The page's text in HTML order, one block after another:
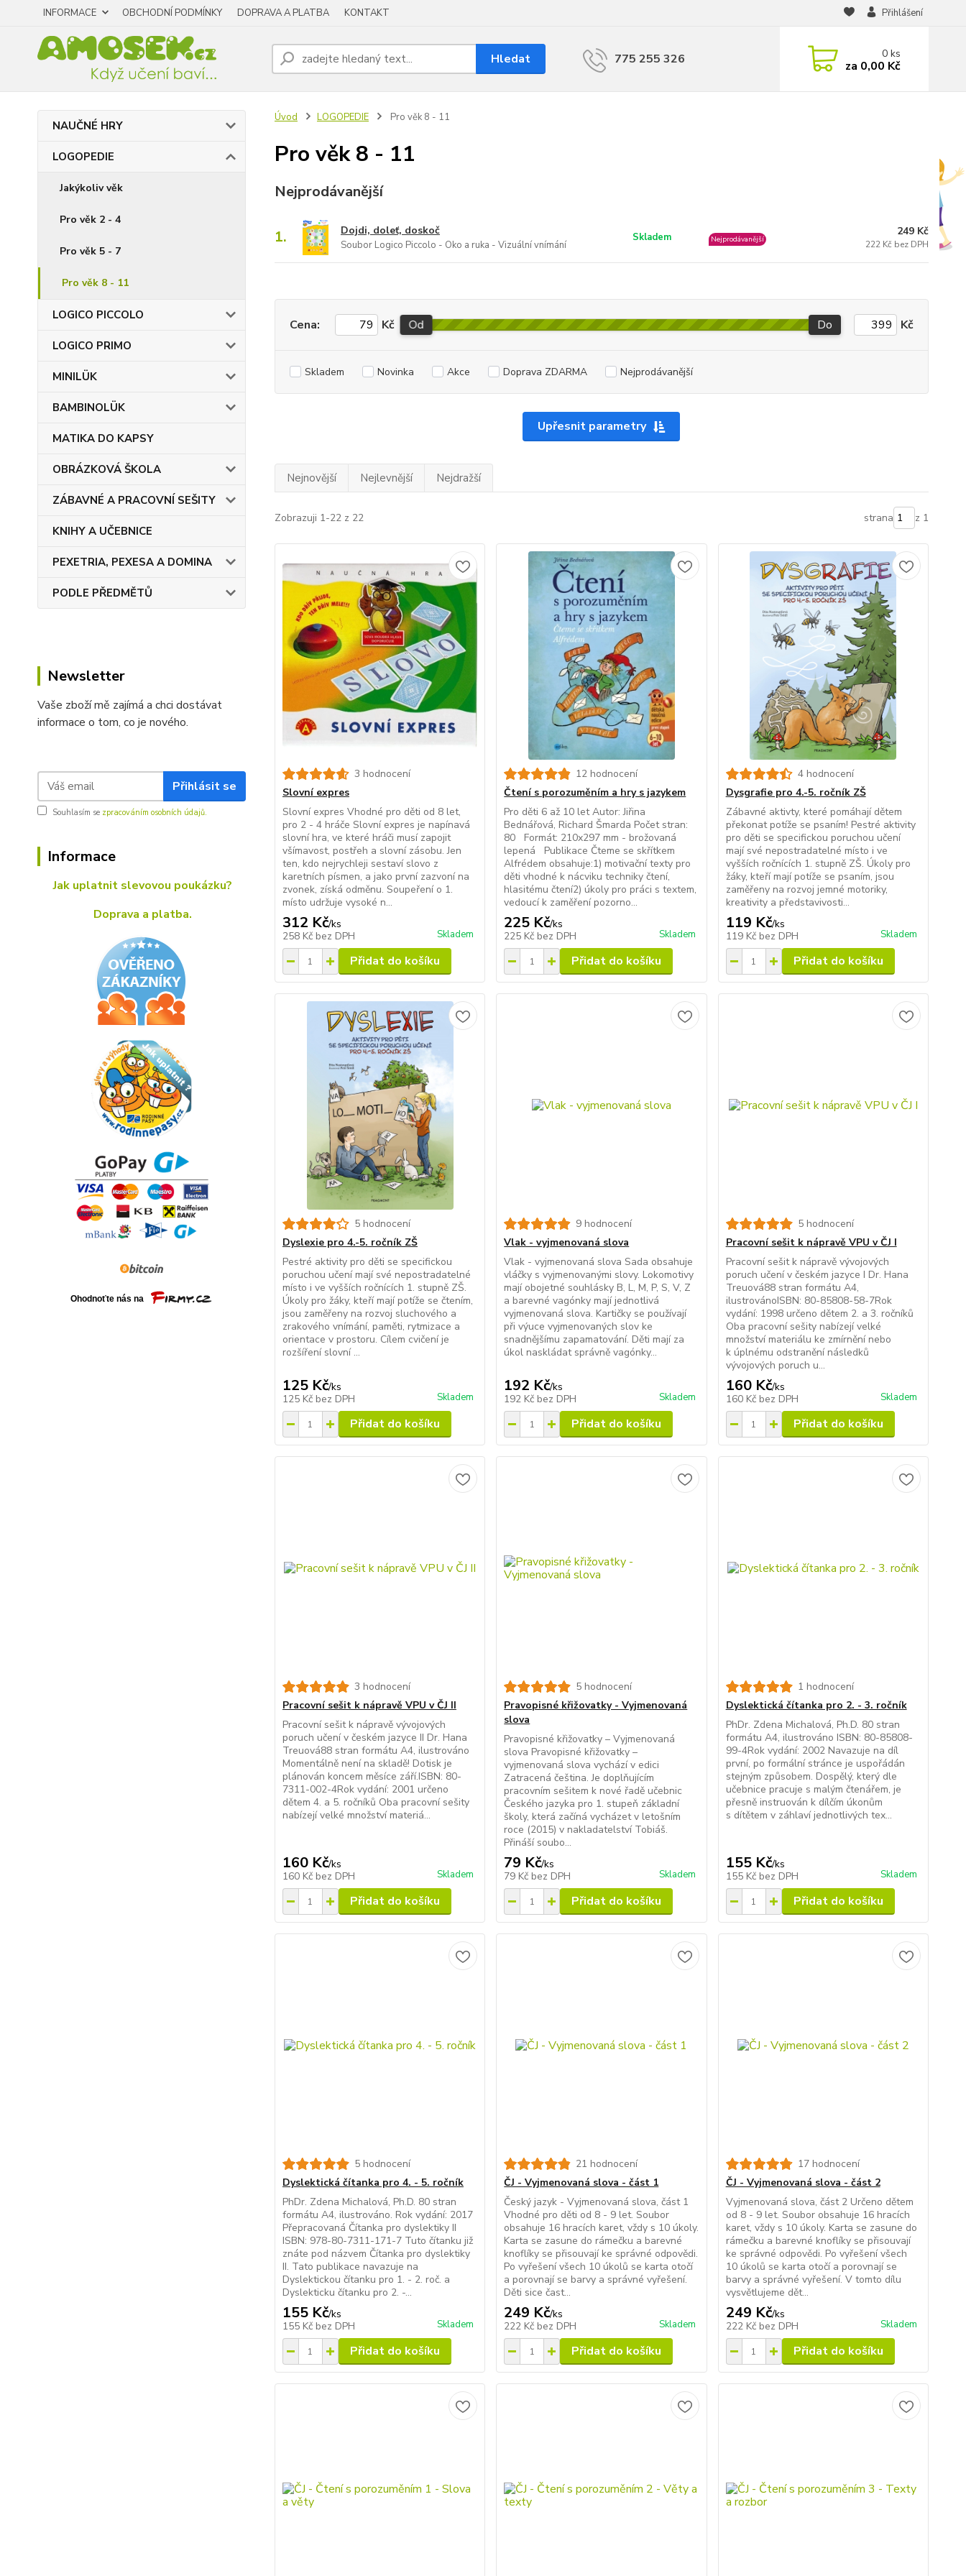
INFORMACE OBCHODNÍ PODMÍNKY DOPRAVA A PLATBA KONTAKT Přihlášení
Hledat 775 255 326 0ks
za 0,00 Kč
NAUČNÉ HRY
LOGOPEDIE
Jakýkoliv věk
Pro věk 2 - 4
Pro věk 5 - 7
Pro věk 8 - 11
LOGICO PICCOLO
LOGICO PRIMO
MINILÜK
BAMBINOLÜK
MATIKA DO KAPSY
OBRÁZKOVÁ ŠKOLA
ZÁBAVNÉ A PRACOVNÍ SEŠITY
KNIHY A UČEBNICE
PEXETRIA, PEXESA A DOMINA
PODLE PŘEDMĚTŮ
Newsletter
Vaše zboží mě zajímá a chci dostávat
informace o tom, co je nového.
Přihlásit se
Souhlasím se zpracováním osobních údajů.
Informace
Jak uplatnit slevovou poukázku?
Doprava a platba.
Úvod LOGOPEDIE Pro věk 8 - 11
Pro věk 8 - 11
Nejprodávanější
1. Dojdi, doleť, doskoč
Soubor Logico Piccolo - Oko a ruka - Vizuální vnímání
Skladem Nejprodávanější
249 Kč
222 Kč bez DPH
Upřesnit parametry
Cena: Kč Od Do Kč
Skladem Novinka Akce Doprava ZDARMA Nejprodávanější
Nejnovější Nejlevnější Nejdražší
Zobrazuji 1-22 z 22 strana z 1
3 hodnocení
Slovní expres
Slovní expres Vhodné pro děti od 8 let,
pro 2 - 4 hráče Slovní expres je napínavá
slovní hra, ve které hráči musí zapojit
všímavost, postřeh a slovní zásobu. Jen
ten, kdo nejrychleji sestaví slovo z
karetních písmen, a jako první zazvoní na
zvonek, získá odměnu. Soupeření o 1.
místo udržuje vysoké n...
312 Kč/ks
258 Kč bez DPH Skladem
Přidat do košíku
12 hodnocení
Čtení s porozuměním a hry s jazykem
Pro děti 6 až 10 let Autor: Jiřina
Bednářová, Richard Šmarda Počet stran:
80 Formát: 210x297 mm - brožovaná
lepená Publikace Čteme se skřítkem
Alfrédem obsahuje:1) motivační texty pro
děti vhodné k nácviku techniky čtení,
hlasitému čtení2) úkoly pro práci s textem,
vedoucí k zaměření pozorno...
225 Kč/ks
225 Kč bez DPH Skladem
Přidat do košíku
4 hodnocení
Dysgrafie pro 4.-5. ročník ZŠ
Zábavné aktivty, které pomáhají dětem
překonat potíže se psaním! Pestré aktivity
pro děti se specifickou poruchou učení
mají své nepostradatelné místo i ve
vyšších ročnících 1. stupně ZŠ. Úkoly pro
žáky, kteří mají potíže se psaním, jsou
zaměřeny na rozvoj jemné motoriky,
kreativity a představivosti...
119 Kč/ks
119 Kč bez DPH Skladem
Přidat do košíku
5 hodnocení
Dyslexie pro 4.-5. ročník ZŠ
Pestré aktivity pro děti se specifickou
poruchou učení mají své nepostradatelné
místo i ve vyšších ročnících 1. stupně ZŠ.
Úkoly pro žáky, kteří mají potíže se čtením,
jsou zaměřeny na rozvoj sluchového a
zrakového vnímání, paměti, rytmizace a
orientace v prostoru. Cílem cvičení je
rozšíření slovní ...
125 Kč/ks
125 Kč bez DPH Skladem
Přidat do košíku
9 hodnocení
Vlak - vyjmenovaná slova
Vlak - vyjmenovaná slova Sada obsahuje
vláčky s vyjmenovanými slovy. Lokomotivy
mají obojetné souhlásky B, L, M, P, S, V, Z
a barevné vagónky mají jednotlivá
vyjmenovaná slova. Kartičky se používají
při výuce vyjmenovaných slov ke
snadnějšímu zapamatování. Děti mají za
úkol naskládat správně vagónky...
192 Kč/ks
192 Kč bez DPH Skladem
Přidat do košíku
5 hodnocení
Pracovní sešit k nápravě VPU v ČJ I
Pracovní sešit k nápravě vývojových
poruch učení v českém jazyce I Dr. Hana
Treuová88 stran formátu A4,
ilustrovánoISBN: 80-85808-58-7Rok
vydání: 1998 určeno dětem 2. a 3. ročníků
Oba pracovní sešity nabízejí velké
množství materiálu ke zmírnění nebo
k úplnému odstranění následků
vývojových poruch u...
160 Kč/ks
160 Kč bez DPH Skladem
Přidat do košíku
3 hodnocení
Pracovní sešit k nápravě VPU v ČJ II
Pracovní sešit k nápravě vývojových
poruch učení v českém jazyce II Dr. Hana
Treuová88 stran formátu A4, ilustrováno
Momentálně není na skladě! Dotisk je
plánován koncem měsíce září.ISBN: 80-
7311-002-4Rok vydání: 2001 určeno
dětem 4. a 5. ročníků Oba pracovní sešity
nabízejí velké množství materiá...
160 Kč/ks
160 Kč bez DPH Skladem
Přidat do košíku
5 hodnocení
Pravopisné křižovatky - Vyjmenovaná
slova
Pravopisné křižovatky – Vyjmenovaná
slova Pravopisné křižovatky –
vyjmenovaná slova vychází v edici
Zatracená čeština. Je doplňujícím
pracovním sešitem k nové řadě učebnic
Českého jazyka pro 1. stupeň základní
školy, která začíná vycházet v letošním
roce (2015) v nakladatelství Tobiáš.
Přináší soubo...
79 Kč/ks
79 Kč bez DPH Skladem
Přidat do košíku
1 hodnocení
Dyslektická čítanka pro 2. - 3. ročník
PhDr. Zdena Michalová, Ph.D. 80 stran
formátu A4, ilustrováno ISBN: 80-85808-
99-4Rok vydání: 2002 Navazuje na díl
první, po formální stránce je uspořádán
stejným způsobem. Dospělý, který dle
učebnice pracuje s malým čtenářem, je
přesně instruován k dílčím úkonům
s dítětem v záhlaví jednotlivých tex...
155 Kč/ks
155 Kč bez DPH Skladem
Přidat do košíku
5 hodnocení
Dyslektická čítanka pro 4. - 5. ročník
PhDr. Zdena Michalová, Ph.D. 80 stran
formátu A4, ilustrováno. Rok vydání: 2017
Přepracovaná Čítanka pro dyslektiky II
ISBN: 978-80-7311-171-7 Tuto čítanku již
znáte pod názvem Čítanka pro dyslektiky
II. Tato publikace navazuje na
Dyslektickou čítanku pro 1. - 2. roč. a
Dyslekticku čítanku pro 2. -...
155 Kč/ks
155 Kč bez DPH Skladem
Přidat do košíku
21 hodnocení
ČJ - Vyjmenovaná slova - část 1
Český jazyk - Vyjmenovaná slova, část 1
Vhodné pro děti od 8 - 9 let. Soubor
obsahuje 16 hracích karet, vždy s 10 úkoly.
Karta se zasune do rámečku a barevné
knoflíky se přisouvají ke správné odpovědi.
Po vyřešení všech 10 úkolů se karta otočí
a porovnají se barvy a správné vyřešení.
Děti sice čast...
249 Kč/ks
222 Kč bez DPH Skladem
Přidat do košíku
17 hodnocení
ČJ - Vyjmenovaná slova - část 2
Vyjmenovaná slova, část 2 Určeno dětem
od 8 - 9 let. Soubor obsahuje 16 hracích
karet, vždy s 10 úkoly. Karta se zasune do
rámečku a barevné knoflíky se přisouvají
ke správné odpovědi. Po vyřešení všech
10 úkolů se karta otočí a porovnají se
barvy a správné vyřešení. V tomto dílu
vysvětlujeme dět...
249 Kč/ks
222 Kč bez DPH Skladem
Přidat do košíku